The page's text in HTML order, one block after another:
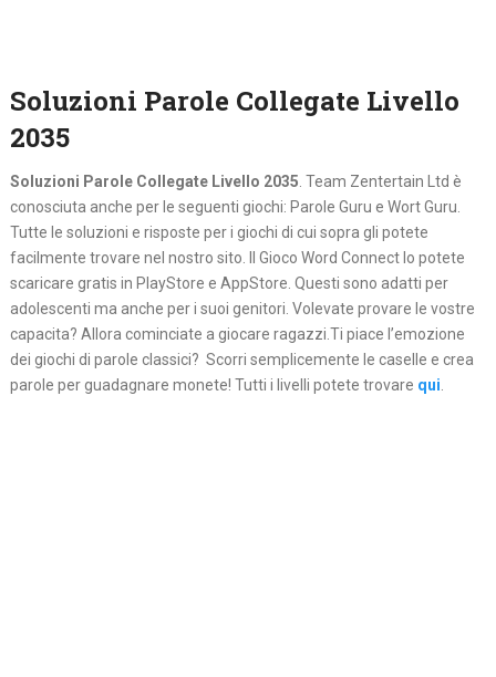
Soluzioni Parole Collegate Livello
2035
Soluzioni Parole Collegate Livello 2035. Team Zentertain Ltd è
conosciuta anche per le seguenti giochi: Parole Guru e Wort Guru.
Tutte le soluzioni e risposte per i giochi di cui sopra gli potete
facilmente trovare nel nostro sito. Il Gioco Word Connect lo potete
scaricare gratis in PlayStore e AppStore. Questi sono adatti per
adolescenti ma anche per i suoi genitori. Volevate provare le vostre
capacita? Allora cominciate a giocare ragazzi.Ti piace l’emozione
dei giochi di parole classici? Scorri semplicemente le caselle e crea
parole per guadagnare monete! Tutti i livelli potete trovare qui.